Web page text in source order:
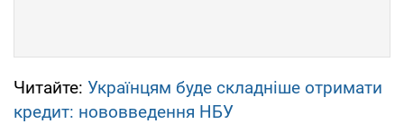
Читайте: Українцям буде складніше отримати
кредит: нововведення НБУ